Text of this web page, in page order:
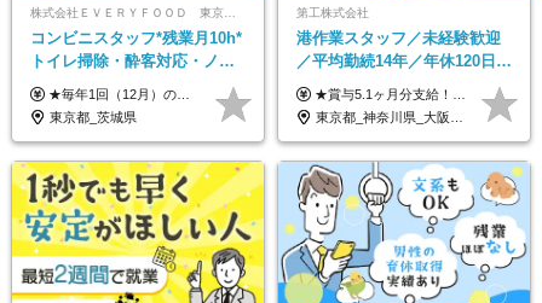
株式会社ＥＶＥＲＹＦＯＯＤ 東京本社
コンビニスタッフ*残業月10h*
トイレ掃除・酔客対応・ノル
マ一切無し*完全週休2日制*コ
ンビニ経験者優遇
★毎年1回（12月）の昇給＋賞与（年2回）で給与にしっかり反映！ ★未経験から月給26万円スタート！ 月給26万円＋賞与年2回＋交通費全額支給 ※リーダー・店長昇格後は基本給2万円UP＋役職手当支給 ※経験・スキルを考慮の上、決定します ※上記金額には固定残業代（21時間分・3万7300円以上）を含みます。超過分は別途全額支給します ※試用期間3ヶ月間あり（期間中の給与・待遇に差異はありません）
東京都_茨城県
第工株式会社
港作業スタッフ／未経験歓迎
／平均勤続14年／年休120日以
上／食事手当・家族手当あり
／賞与5.1ヶ月分
★賞与5.1ヶ月分支給！ ★入社3年目・30代で年収730万円の先輩も活躍中！ ★入社1年目・20代で月収29万円の実績あり 月給：22.5万円～30.5万円＋各種手当＋賞与年2回＋残業代全額支給 ※経験・能力などを考慮のうえ決定します ※上記月給には食事手当(5000円／月）を含みます ※残業代は分単位で100％支給いたします ※試用期間3ヶ月。その間の給与・待遇に差異はありません 【月収例】 ◆33.5万円／31歳 入社7か月 ◆38.5万円／32歳 入社1年目 ◆48.4万円／44歳 入社12年目 ※経験・能力などを考慮のうえ決定 ※月収・給与例には休日手当も含みます 【手当詳細】 ◆交通費規定支給（上限3万5000円／月） ◆時間外手当全額支給 ◆休日出勤手当 ◆港湾住宅あり（1R・2万円台～） ◆資格取得支援制度：全額負担 ◆地域手当：関東地区1万円／月
東京都_神奈川県_大阪府_愛知県_兵庫県